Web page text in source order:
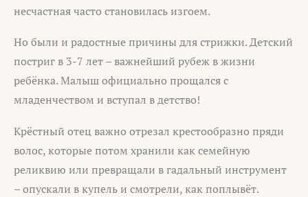
несчастная часто становилась изгоем.
Но были и радостные причины для стрижки. Детский
постриг в 3-7 лет – важнейший рубеж в жизни
ребёнка. Малыш официально прощался с
младенчеством и вступал в детство!
Крёстный отец важно отрезал крестообразно пряди
волос, которые потом хранили как семейную
реликвию или превращали в гадальный инструмент
– опускали в купель и смотрели, как поплывёт.